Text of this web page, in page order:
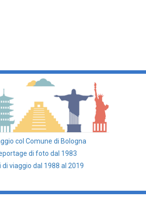
col Comune di Bologna
di foto dal 1983
di viaggio dal 1988 al 2019